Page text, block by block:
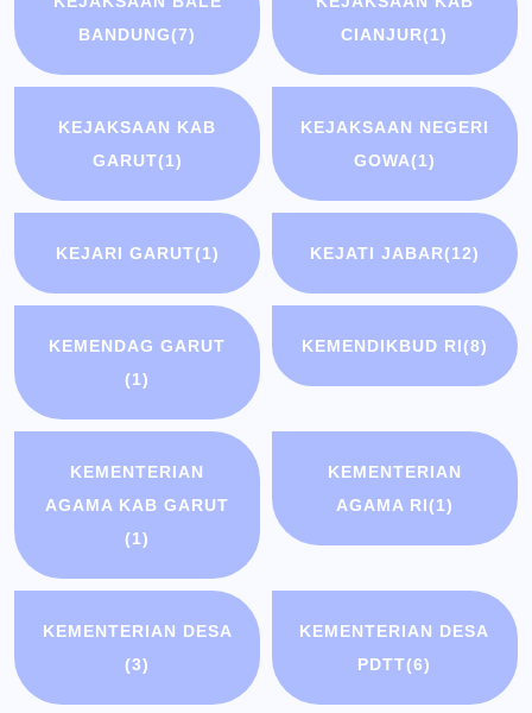
BANDUNG(7)
CIANJUR(1)
KEJAKSAAN KAB
GARUT(1)
KEJAKSAAN NEGERI
GOWA(1)
KEJARI GARUT(1) KEJATI JABAR(12)
KEMENDAG GARUT
(1)
KEMENDIKBUD RI(8)
KEMENTERIAN
AGAMA KAB GARUT
(1)
KEMENTERIAN
AGAMA RI(1)
KEMENTERIAN DESA
(3)
KEMENTERIAN DESA
PDTT(6)